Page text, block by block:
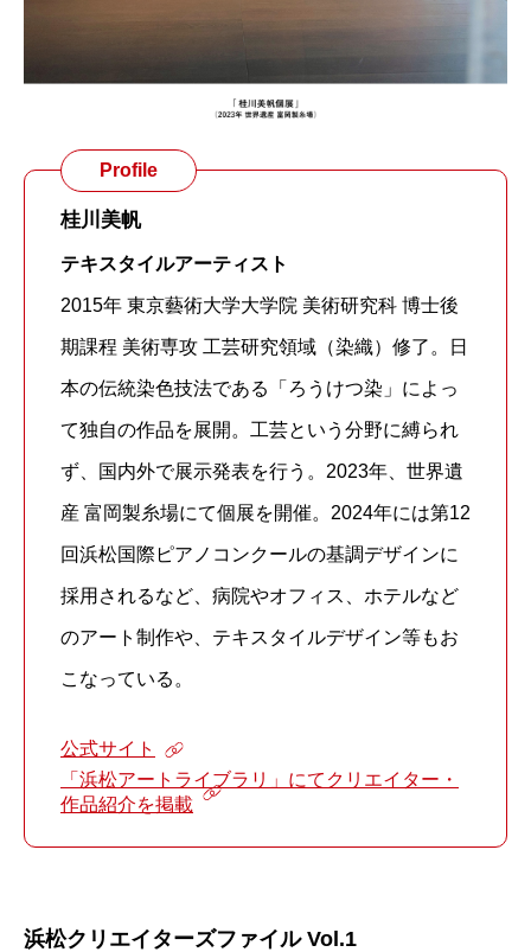
Profile
桂川美帆
テキスタイルアーティスト
2015年 東京藝術大学大学院 美術研究科 博士後
期課程 美術専攻 工芸研究領域（染織）修了。日
本の伝統染色技法である「ろうけつ染」によっ
て独自の作品を展開。工芸という分野に縛られ
ず、国内外で展示発表を行う。2023年、世界遺
産 富岡製糸場にて個展を開催。2024年には第12
回浜松国際ピアノコンクールの基調デザインに
採用されるなど、病院やオフィス、ホテルなど
のアート制作や、テキスタイルデザイン等もお
こなっている。
公式サイト
「浜松アートライブラリ」にてクリエイター・
作品紹介を掲載
浜松クリエイターズファイル Vol.1